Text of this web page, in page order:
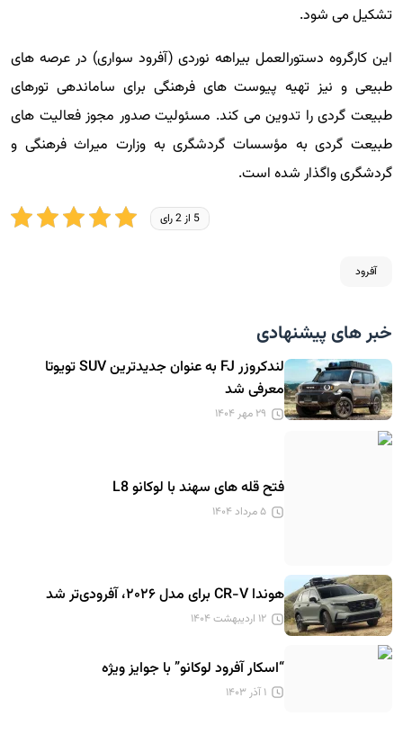
تشکیل می شود.
این کارگروه دستورالعمل بیراهه نوردی (آفرود سواری) در عرصه های
طبیعی و نیز تهیه پیوست های فرهنگی برای ساماندهی تورهای
طبیعت گردی را تدوین می کند. مسئولیت صدور مجوز فعالیت های
طبیعت گردی به مؤسسات گردشگری به وزارت میراث فرهنگی و
گردشگری واگذار شده است.
5 از 2 رای
آفرود
خبر های پیشنهادی
لندکروزر FJ به عنوان جدیدترین SUV تویوتا
معرفی شد
۲۹ مهر ۱۴۰۴
فتح قله های سهند با لوکانو L8
۵ مرداد ۱۴۰۴
هوندا CR-V برای مدل ۲۰۲۶، آفرودی‌تر شد
۱۲ اردیبهشت ۱۴۰۴
“اسکار آفرود لوکانو” با جوایز ویژه
۱ آذر ۱۴۰۳